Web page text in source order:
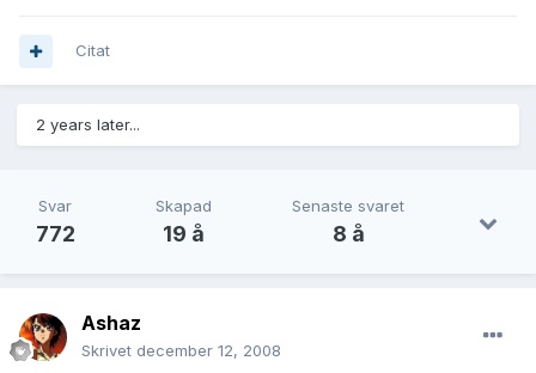
Citat
2 years later...
Svar
772
Skapad
19 å
Senaste svaret
8 å
Ashaz
Skrivet december 12, 2008